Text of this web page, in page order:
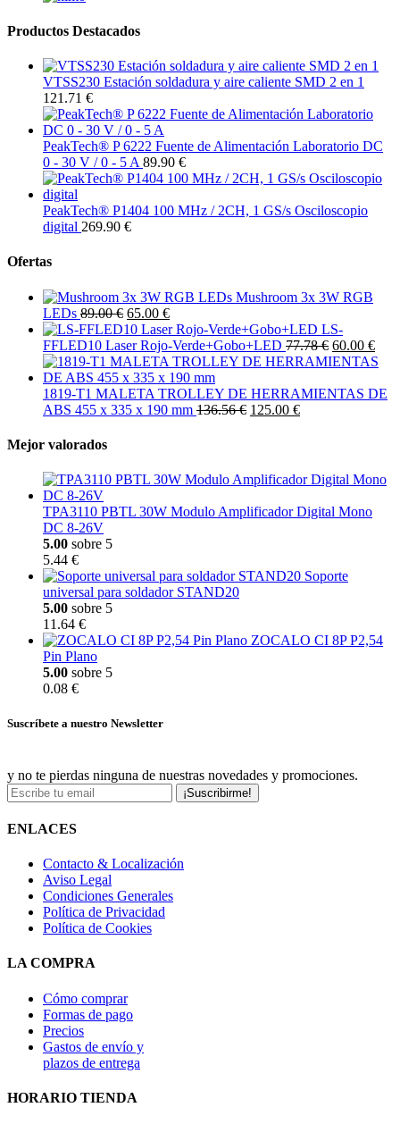
Productos Destacados
VTSS230 Estación soldadura y aire caliente SMD 2 en 1
121.71 €
PeakTech® P 6222 Fuente de Alimentación Laboratorio DC
0 - 30 V / 0 - 5 A 89.90 €
PeakTech® P1404 100 MHz / 2CH, 1 GS/s Osciloscopio
digital 269.90 €
Ofertas
Mushroom 3x 3W RGB
LEDs 89.00 € 65.00 €
LS-
FFLED10 Laser Rojo-Verde+Gobo+LED 77.78 € 60.00 €
1819-T1 MALETA TROLLEY DE HERRAMIENTAS DE
ABS 455 x 335 x 190 mm 136.56 € 125.00 €
Mejor valorados
TPA3110 PBTL 30W Modulo Amplificador Digital Mono
DC 8-26V
5.00 sobre 5
5.44 €
Soporte
universal para soldador STAND20
5.00 sobre 5
11.64 €
ZOCALO CI 8P P2,54
Pin Plano
5.00 sobre 5
0.08 €
Suscríbete a nuestro Newsletter
y no te pierdas ninguna de nuestras novedades y promociones.
¡Suscribirme!
ENLACES
Contacto & Localización
Aviso Legal
Condiciones Generales
Política de Privacidad
Política de Cookies
LA COMPRA
Cómo comprar
Formas de pago
Precios
Gastos de envío y
plazos de entrega
HORARIO TIENDA